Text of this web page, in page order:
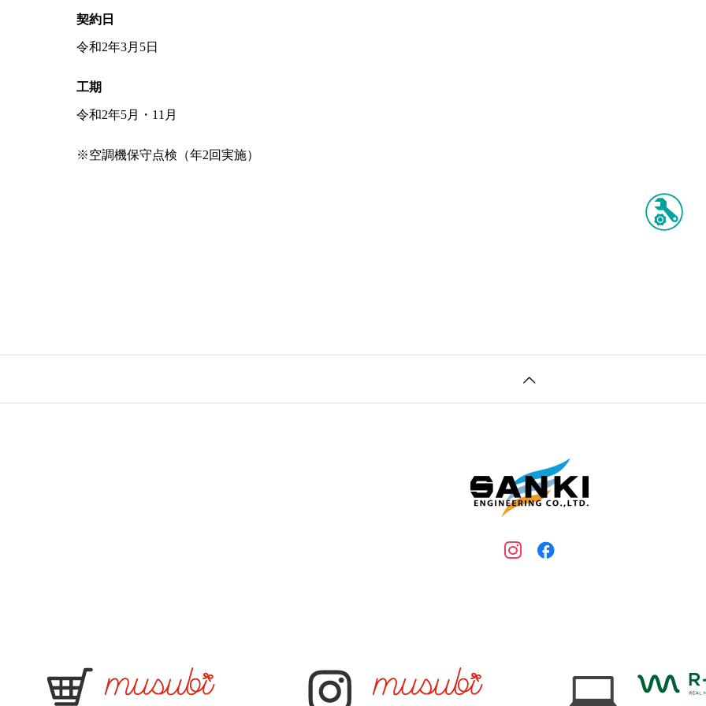
契約日
令和2年3月5日
工期
令和2年5月・11月
※空調機保守点検（年2回実施）